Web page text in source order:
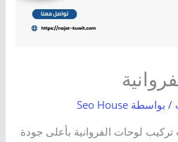
/ بواسطة Seo House
لوحات الفروانية بأعلى جودة